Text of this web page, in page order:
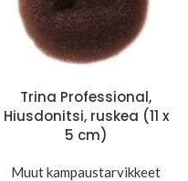
Trina Professional,
Hiusdonitsi, ruskea (11 x
5 cm)
Muut kampaustarvikkeet